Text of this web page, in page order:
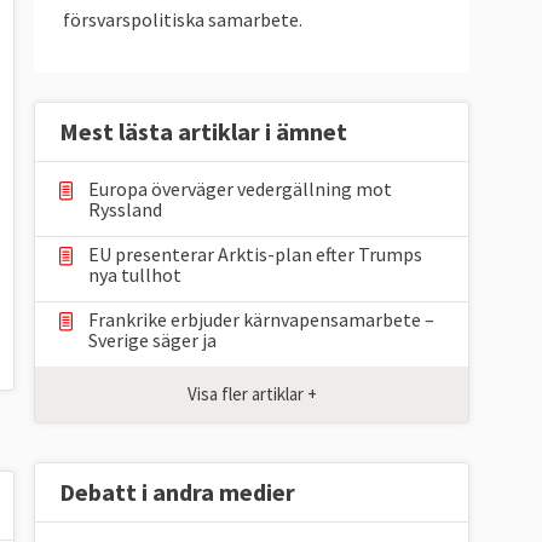
försvarspolitiska samarbete.
Mest lästa artiklar i ämnet
Europa överväger vedergällning mot
Ryssland
EU presenterar Arktis-plan efter Trumps
nya tullhot
Frankrike erbjuder kärnvapensamarbete –
Sverige säger ja
Visa fler artiklar +
Debatt i andra medier